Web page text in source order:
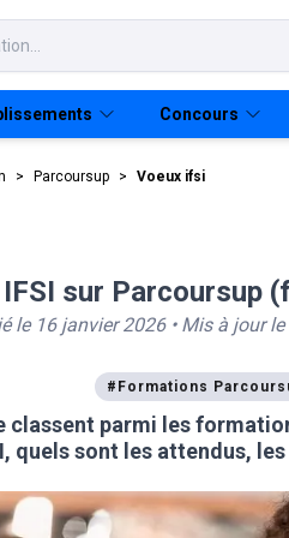
Bachelors
MBA
Masters
Humaines
IPAG Online
EFM Métiers animaliers
EFM Santé Social
EDAA - École d'Arts
Concours
CAP
Bac pro
DUT
Tout sur Parcoursup
> Parcoursup > Voeux ifsi
sur Parcoursup
le 16 janvier 2026• Mis à jour le
# Formations
classent parmi les
quels sont les attendus,